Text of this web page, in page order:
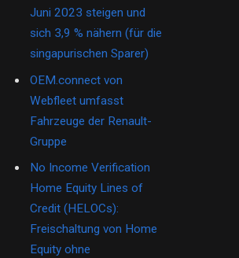
Juni 2023 steigen und
sich 3,9 % nähern (für die
singapurischen Sparer)
OEM.connect von
Webfleet umfasst
Fahrzeuge der Renault-
Gruppe
No Income Verification
Home Equity Lines of
Credit (HELOCs):
Freischaltung von Home
Equity ohne